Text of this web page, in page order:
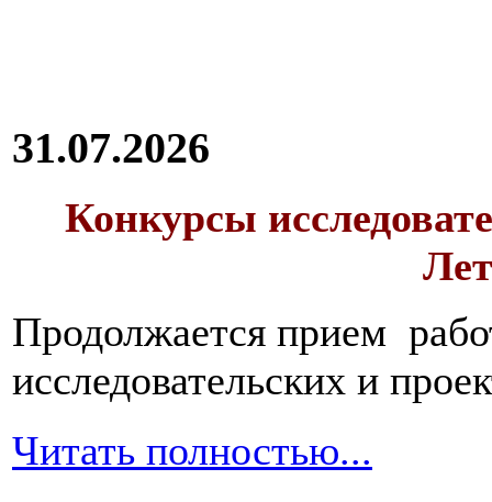
31.07.2026
Конкурсы
Продолжается прием
исследовательских и
Читать полностью...